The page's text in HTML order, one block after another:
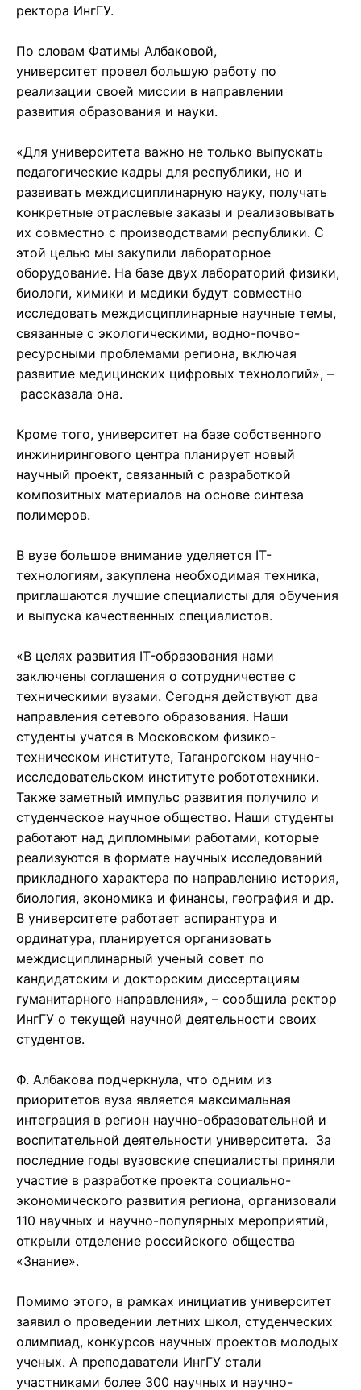
ректора ИнгГУ.
По словам Фатимы Албаковой,
университет провел большую работу по
реализации своей миссии в направлении
развития образования и науки.
«Для университета важно не только выпускать
педагогические кадры для республики, но и
развивать междисциплинарную науку, получать
конкретные отраслевые заказы и реализовывать
их совместно с производствами республики. С
этой целью мы закупили лабораторное
оборудование. На базе двух лабораторий физики,
биологи, химики и медики будут совместно
исследовать междисциплинарные научные темы,
связанные с экологическими, водно-почво-
ресурсными проблемами региона, включая
развитие медицинских цифровых технологий», –
рассказала она.
Кроме того, университет на базе собственного
инжинирингового центра планирует новый
научный проект, связанный с разработкой
композитных материалов на основе синтеза
полимеров.
В вузе большое внимание уделяется IT-
технологиям, закуплена необходимая техника,
приглашаются лучшие специалисты для обучения
и выпуска качественных специалистов.
«В целях развития IT-образования нами
заключены соглашения о сотрудничестве с
техническими вузами. Сегодня действуют два
направления сетевого образования. Наши
студенты учатся в Московском физико-
техническом институте, Таганрогском научно-
исследовательском институте робототехники.
Также заметный импульс развития получило и
студенческое научное общество. Наши студенты
работают над дипломными работами, которые
реализуются в формате научных исследований
прикладного характера по направлению история,
биология, экономика и финансы, география и др.
В университете работает аспирантура и
ординатура, планируется организовать
междисциплинарный ученый совет по
кандидатским и докторским диссертациям
гуманитарного направления», – сообщила ректор
ИнгГУ о текущей научной деятельности своих
студентов.
Ф. Албакова подчеркнула, что одним из
приоритетов вуза является максимальная
интеграция в регион научно-образовательной и
воспитательной деятельности университета. За
последние годы вузовские специалисты приняли
участие в разработке проекта социально-
экономического развития региона, организовали
110 научных и научно-популярных мероприятий,
открыли отделение российского общества
«Знание».
Помимо этого, в рамках инициатив университет
заявил о проведении летних школ, студенческих
олимпиад, конкурсов научных проектов молодых
ученых. А преподаватели ИнгГУ стали
участниками более 300 научных и научно-